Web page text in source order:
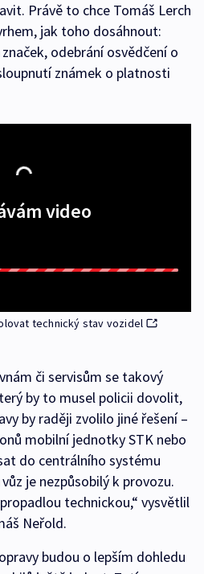
Právě to chce Tomáš Lerch
jak toho dosáhnout:
odebrání osvědčení o
známek o platnosti
video
technický stav vozidel
či servisům se takový
by to musel policii dovolit,
by raději zvolilo jiné řešení –
mobilní jednotky STK nebo
do centrálního systému
je nezpůsobilý k provozu.
technickou,“ vysvětlil
Neřold.
budou o lepším dohledu